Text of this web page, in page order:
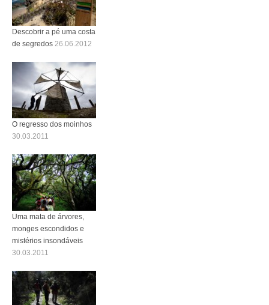
Descobrir a pé uma costa
de segredos 26.06.2012
O regresso dos moinhos
30.03.2011
Uma mata de árvores,
monges escondidos e
mistérios insondáveis
30.03.2011